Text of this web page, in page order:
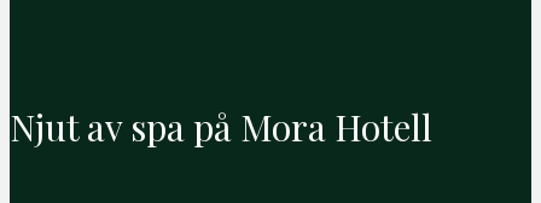
Njut av spa på Mora Hotell